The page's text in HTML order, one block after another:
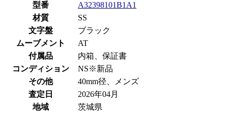
型番
A32398101B1A1
材質
SS
文字盤
ブラック
ムーブメント
AT
付属品
内箱、保証書
コンディション
NS※新品
その他
40mm径、メンズ
査定日
2026年04月
地域
茨城県